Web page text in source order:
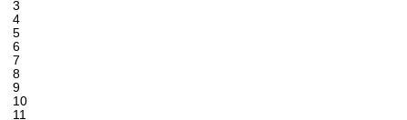
3
4
5
6
7
8
9
10
11